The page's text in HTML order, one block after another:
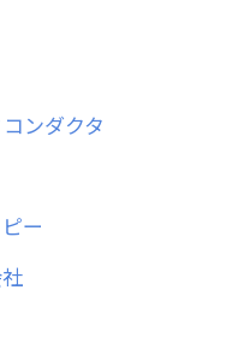
ンダクタ
ー